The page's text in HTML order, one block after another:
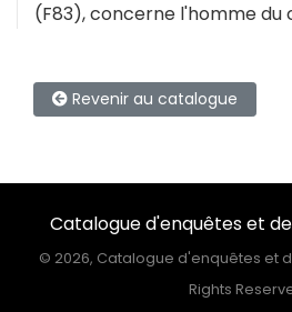
(F83), concerne l'homme du
Revenir au catalogue
Catalogue d'enquêtes et
© 2026, Catalogue d'enquêtes et
Rights